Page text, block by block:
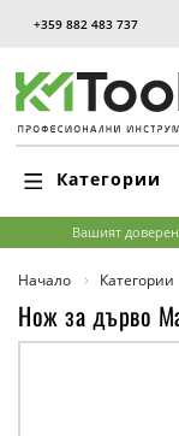
+359 882 483 737
Категории
Вашият
Начало Категории
Нож за дърво